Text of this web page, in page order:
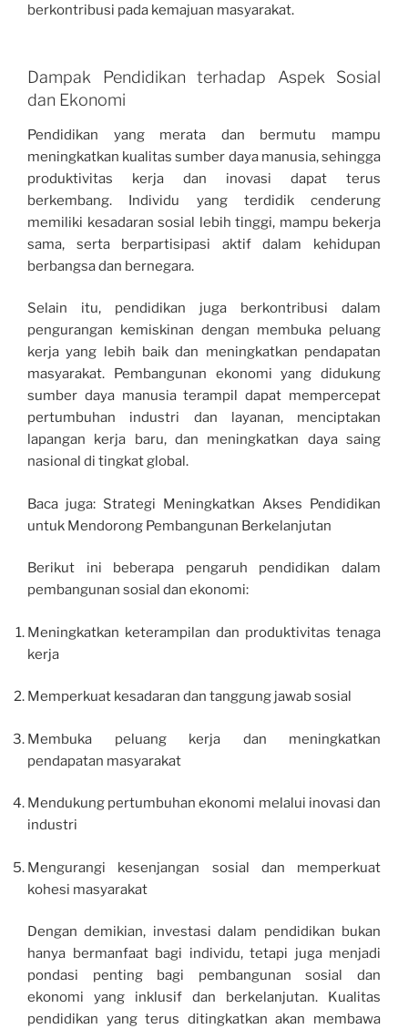
berkontribusi pada kemajuan masyarakat.
Dampak Pendidikan terhadap Aspek Sosial
dan Ekonomi
Pendidikan yang merata dan bermutu mampu
meningkatkan kualitas sumber daya manusia, sehingga
produktivitas kerja dan inovasi dapat terus
berkembang. Individu yang terdidik cenderung
memiliki kesadaran sosial lebih tinggi, mampu bekerja
sama, serta berpartisipasi aktif dalam kehidupan
berbangsa dan bernegara.
Selain itu, pendidikan juga berkontribusi dalam
pengurangan kemiskinan dengan membuka peluang
kerja yang lebih baik dan meningkatkan pendapatan
masyarakat. Pembangunan ekonomi yang didukung
sumber daya manusia terampil dapat mempercepat
pertumbuhan industri dan layanan, menciptakan
lapangan kerja baru, dan meningkatkan daya saing
nasional di tingkat global.
Baca juga: Strategi Meningkatkan Akses Pendidikan
untuk Mendorong Pembangunan Berkelanjutan
Berikut ini beberapa pengaruh pendidikan dalam
pembangunan sosial dan ekonomi:
Meningkatkan keterampilan dan produktivitas tenaga
kerja
Memperkuat kesadaran dan tanggung jawab sosial
Membuka peluang kerja dan meningkatkan
pendapatan masyarakat
Mendukung pertumbuhan ekonomi melalui inovasi dan
industri
Mengurangi kesenjangan sosial dan memperkuat
kohesi masyarakat
Dengan demikian, investasi dalam pendidikan bukan
hanya bermanfaat bagi individu, tetapi juga menjadi
pondasi penting bagi pembangunan sosial dan
ekonomi yang inklusif dan berkelanjutan. Kualitas
pendidikan yang terus ditingkatkan akan membawa